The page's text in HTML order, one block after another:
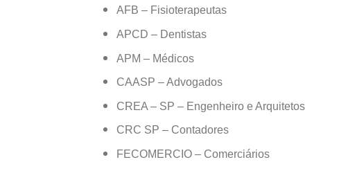
AFB – Fisioterapeutas
APCD – Dentistas
APM – Médicos
CAASP – Advogados
CREA – SP – Engenheiro e Arquitetos
CRC SP – Contadores
FECOMERCIO – Comerciários